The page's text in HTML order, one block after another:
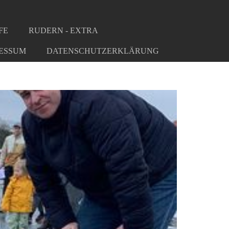
RUDERN - EXTRA
DATENSCHUTZERKLÄRUNG